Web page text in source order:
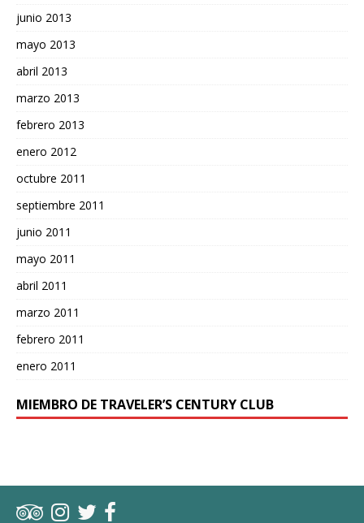
junio 2013
mayo 2013
abril 2013
marzo 2013
febrero 2013
enero 2012
octubre 2011
septiembre 2011
junio 2011
mayo 2011
abril 2011
marzo 2011
febrero 2011
enero 2011
MIEMBRO DE TRAVELER’S CENTURY CLUB